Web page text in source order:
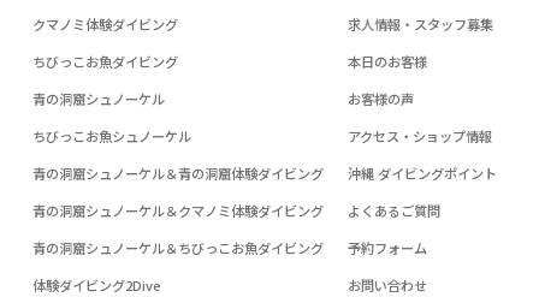
クマノミ体験ダイビング
ちびっこお魚ダイビング
青の洞窟シュノーケル
ちびっこお魚シュノーケル
青の洞窟シュノーケル＆青の洞窟体験ダイビング
青の洞窟シュノーケル＆クマノミ体験ダイビング
青の洞窟シュノーケル＆ちびっこお魚ダイビング
体験ダイビング2Dive
求人情報・スタッフ募集
本日のお客様
お客様の声
アクセス・ショップ情報
沖縄 ダイビングポイント
よくあるご質問
予約フォーム
お問い合わせ